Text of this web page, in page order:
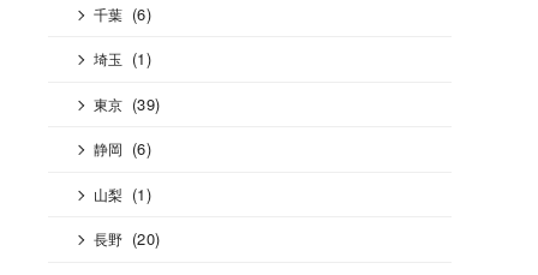
千葉 (6)
埼玉 (1)
東京 (39)
静岡 (6)
山梨 (1)
長野 (20)